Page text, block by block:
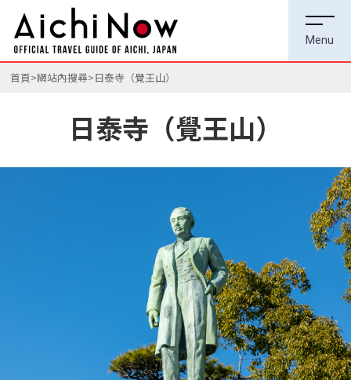
首頁 網站內搜尋 日泰寺（覺王山）
日泰寺（覺王山）